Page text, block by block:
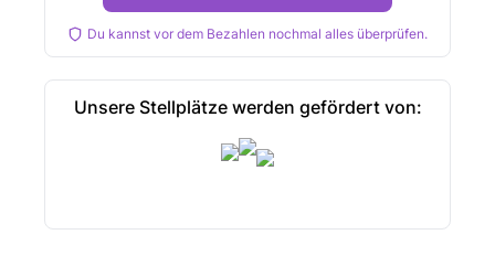
Du kannst vor dem Bezahlen nochmal alles überprüfen.
Unsere Stellplätze werden gefördert von: